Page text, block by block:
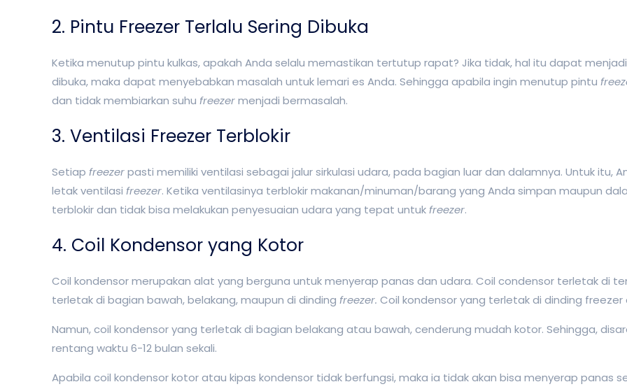
2. Pintu Freezer Terlalu Sering Dibuka
Ketika menutup pintu kulkas, apakah Anda selalu memastikan tertutup rapat? Jika tidak, hal itu dapat
dibuka, maka dapat menyebabkan masalah untuk lemari es Anda. Sehingga apabila ingin menutup pintu
dan tidak membiarkan suhufreezermenjadi bermasalah.
3. Ventilasi Freezer Terblokir
Setiapfreezerpasti memiliki ventilasi sebagai jalur sirkulasi udara, pada bagian luar dan dalamnya. Untuk itu,
letak ventilasifreezer. Ketika ventilasinya terblokir makanan/minuman/barang yang Anda simpan maupun
terblokir dan tidak bisa melakukan penyesuaian udara yang tepat untukfreezer.
4. Coil Kondensor yang Kotor
Coil kondensor merupakan alat yang berguna untuk menyerap panas dan udara. Coil condensor terletak di
terletak di bagian bawah, belakang, maupun di dindingfreezer.Coil kondensor yang terletak di dinding
Namun, coil kondensor yang terletak di bagian belakang atau bawah, cenderung mudah kotor. Sehingga,
rentang waktu 6-12 bulan sekali.
Apabila coil kondensor kotor atau kipas kondensor tidak berfungsi, maka ia tidak akan bisa menyerap panas